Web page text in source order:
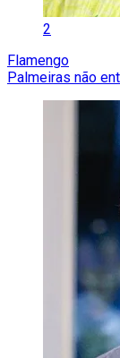
2
Flamengo
Palmeiras não